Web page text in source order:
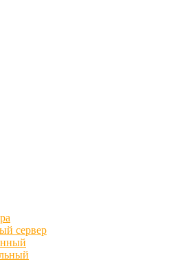
сервер